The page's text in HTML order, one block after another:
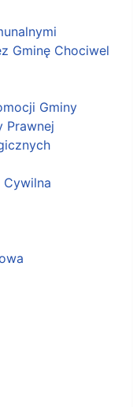
Gminę Chociwel
Gminy
Prawnej
Cywilna